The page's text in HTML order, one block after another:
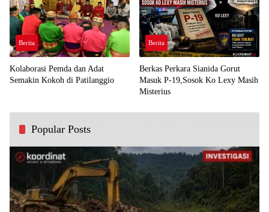
Berita
Kolaborasi Pemda dan Adat
Semakin Kokoh di Patilanggio
Berita
Berkas Perkara Sianida Gorut
Masuk P-19,Sosok Ko Lexy Masih
Misterius
Popular Posts